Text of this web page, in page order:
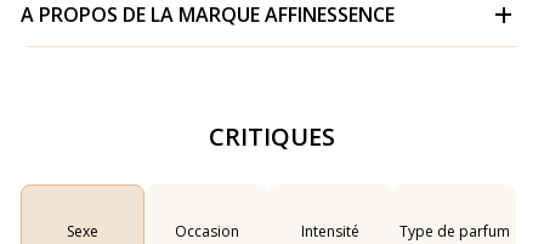
A PROPOS DE LA MARQUEAFFINESSENCE
CRITIQUES
Sexe Occasion Intensité Type de parfum